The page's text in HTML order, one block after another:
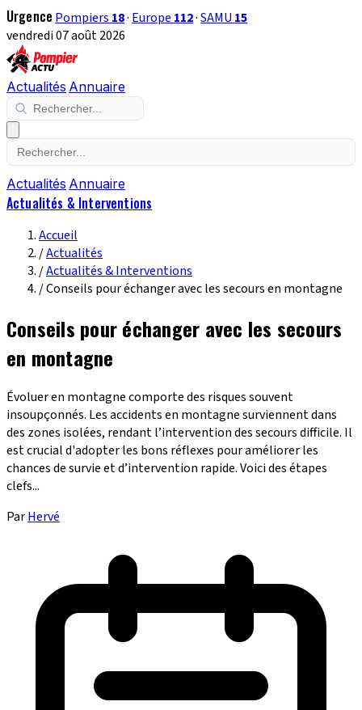
Urgence Pompiers 18· Europe 112·SAMU 15
vendredi 07 août 2026
Actualités Annuaire
Actualités Annuaire
Actualités & Interventions
Accueil
/Actualités
/Actualités & Interventions
/Conseils pour échanger avec les secours en montagne
Conseils pour échanger avec les secours
en montagne
Évoluer en montagne comporte des risques souvent
insoupçonnés. Les accidents en montagne surviennent dans
des zones isolées, rendant l’intervention des secours difficile. Il
est crucial d'adopter les bons réflexes pour améliorer les
chances de survie et d’intervention rapide. Voici des étapes
clefs...
ParHervé